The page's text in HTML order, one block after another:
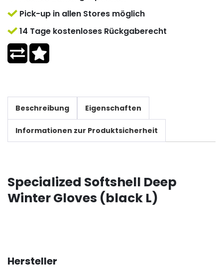
Pick-up in allen Stores möglich
14 Tage kostenloses Rückgaberecht
Beschreibung Eigenschaften
Informationen zur Produktsicherheit
Specialized Softshell Deep
Winter Gloves (black L)
Hersteller